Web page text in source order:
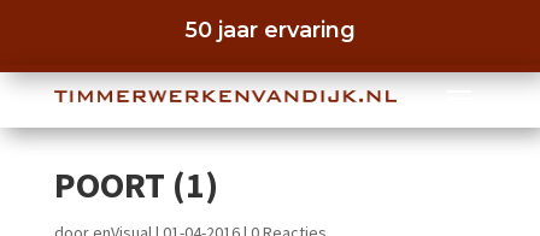
50 jaar ervaring
POORT (1)